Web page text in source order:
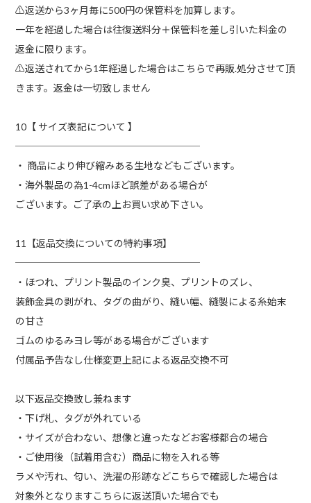
⚠︎返送から3ヶ月毎に500円の保管料を加算します。
一年を経過した場合は往復送料分＋保管料を差し引いた料金の
返金に限ります。
⚠︎返送されてから1年経過した場合はこちらで再販.処分させて頂
きます。返金は一切致しません
10【 サイズ表記について 】
───────────────────
・ 商品により伸び縮みある生地などもございます。
・海外製品の為1-4cmほど誤差がある場合が
ございます。ご了承の上お買い求め下さい。
11【返品交換についての特約事項】
───────────────────
・ほつれ、プリント製品のインク臭、プリントのズレ、
装飾金具の剥がれ、タグの曲がり、縫い幅、縫製による糸始末
の甘さ
ゴムのゆるみヨレ等がある場合がございます
付属品予告なし仕様変更上記による返品交換不可
以下返品交換致し兼ねます
・下げ札、タグが外れている
・サイズが合わない、想像と違ったなどお客様都合の場合
・ご使用後（試着用含む）商品に物を入れる等
ラメや汚れ、匂い、洗濯の形跡などこちらで確認した場合は
対象外となりますこちらに返送頂いた場合でも